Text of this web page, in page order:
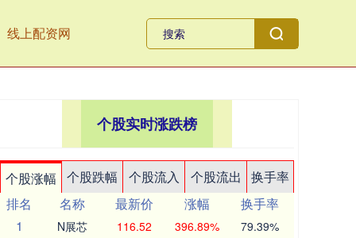
线上配资网
个股实时涨跌榜
个股涨幅 个股跌幅 个股流入 个股流出
换手率
排名
名称 最新价 涨幅
换手率
1
N展芯 116.52 396.89% 79.39%